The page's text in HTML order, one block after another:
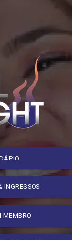
MEMBRO